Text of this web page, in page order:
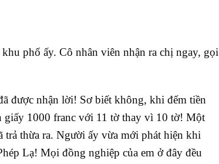
phố ấy. Cô nhân viên nhận ra chị ngay, gọi
được nhận lời! Sơ biết không, khi đếm tiền
1000 franc với 11 tờ thay vì 10 tờ! Một
trả thừa ra. Người ấy vừa mới phát hiện khi
Lạ! Mọi đồng nghiệp của em ở đây đều